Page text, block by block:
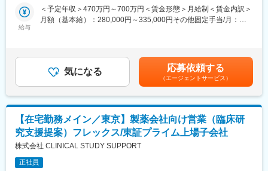
（5）住宅手当：同業界ではかなり珍しい住宅手当を取り入れてお
ります。
製薬企業だけではなく、希少疾患を対象とした医師主導治験も積
極的に支援してきました。そのため、他のCROでは経験できない
領域についての知識を習得したり、アカデミアとの接点が持てる
など、新たな体験を通じてスキルアップすることができます。
【ビジョン】
臨床開発を通じて社会貢献ができる企業をめざしている当社で
は、これからも幅広いサービス領域において、お客様から「DOT
ワールドに頼めば何とかしてくれる」と言っていただけるよう
な、強い“推進力”のあるCROへと成長していきます。
※経験次第で、薬事関連の業務を任せる場合あり
・治験計画届の作成、届出
【組織構成】
業務を細分化して専任の担当者を設けることはせず、幅広く包括
って成長が見込める環境です。
【働き方】
同社では多様なニーズに合わせた、以下のような働き方を用意し
ていおります。就業改革に積極的であり、多様な働き方を希望す
る方でも長期的に就業できる環境・制度が整っております。
給与
＜予定年収＞470万円～700万円＜賃金形態＞月給制＜賃金内訳＞
月額（基本給）：280,000円～335,000円その他固定手当/月：
も目安の金額であり、選考を通じて上下する可能性があります。
月給(月額)は固定手当を含めた表記です。
気になる 応募依頼する
（エージェントサービス）
【在宅勤務メイン／東京】製薬会社向け営業（臨床研
究支援提案）フレックス/東証プライム上場子会社
株式会社 CLINICAL STUDY SUPPORT
正社員